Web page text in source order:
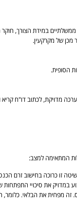
במידת הצורך,
מכן של מקרקעין.
הסופית.
מדויקת, לכתוב דו"ח
המתאימה למצב:
כרוכה בחישוב זרם
את סיכויי התפתחות
מפחית את הבלאי.